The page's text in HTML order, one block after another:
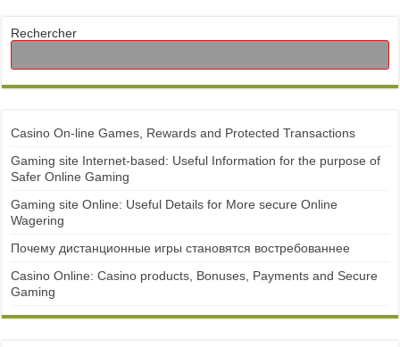
Rechercher
Casino On-line Games, Rewards and Protected Transactions
Gaming site Internet-based: Useful Information for the purpose of
Safer Online Gaming
Gaming site Online: Useful Details for More secure Online
Wagering
Почему дистанционные игры становятся востребованнее
Casino Online: Casino products, Bonuses, Payments and Secure
Gaming